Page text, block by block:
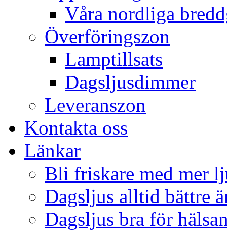
Våra nordliga
Överföringszon
Lamptillsats
Dagsljusdimmer
Leveranszon
Kontakta oss
Länkar
Bli friskare med mer
Dagsljus alltid bättre
Dagsljus bra för